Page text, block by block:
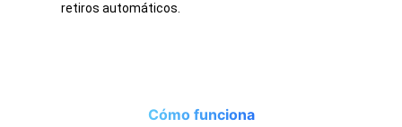
retiros automáticos.
Cómo funciona